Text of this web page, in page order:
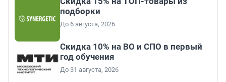
подборки
До 6 августа, 2026
Скидка 10% на ВО и СПО в первый
год обучения
До 31 августа, 2026